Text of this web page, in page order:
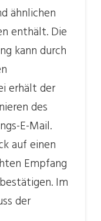
ähnlichen
enthält. Die
kann durch
erhält der
des
E-Mail.
auf einen
Empfang
Im
der